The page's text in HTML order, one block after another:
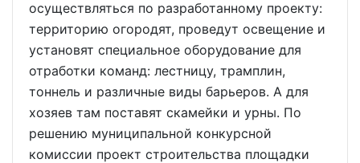
осуществляться по разработанному проекту:
территорию огородят, проведут освещение и
установят специальное оборудование для
отработки команд: лестницу, трамплин,
тоннель и различные виды барьеров. А для
хозяев там поставят скамейки и урны. По
решению муниципальной конкурсной
комиссии проект строительства площадки